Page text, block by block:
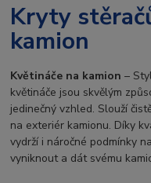
Kryty
kamion
Květináče na kamion –
květináče jsou skvělým
jedinečný vzhled. Slouží
na exteriér kamionu. Díky
vydrží i náročné podmínky
vyniknout a dát svému